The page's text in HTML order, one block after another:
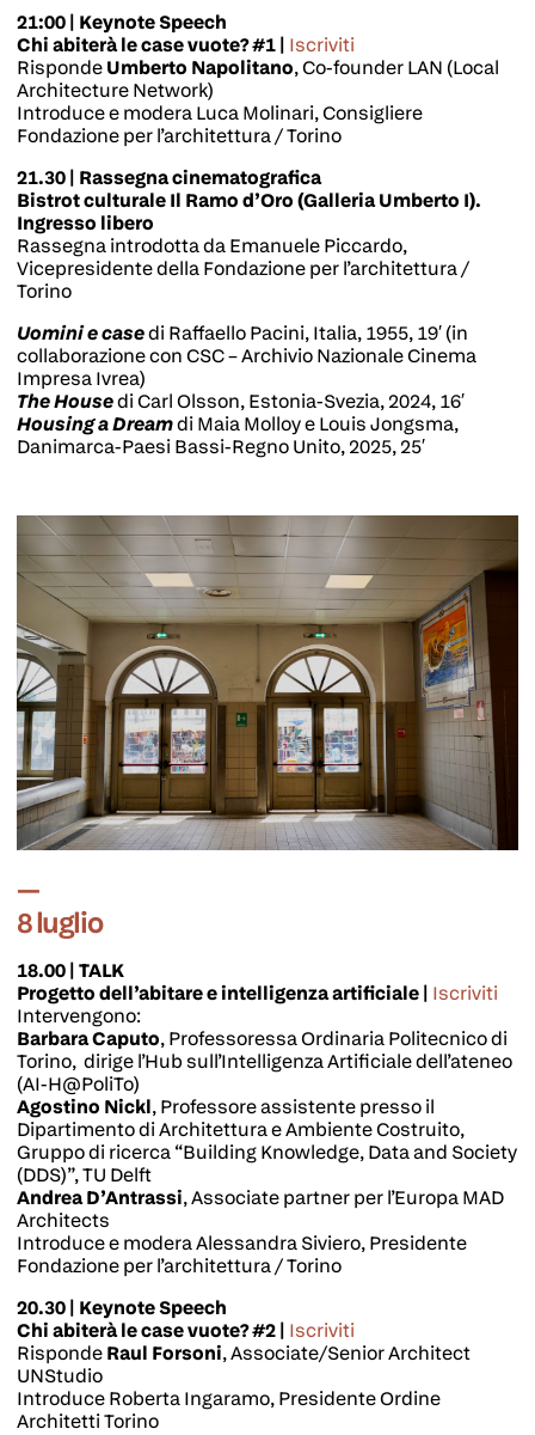
21:00 | Keynote Speech
Chi abiterà le case vuote? #1 | Iscriviti
Risponde Umberto Napolitano, Co-founder LAN (Local
Architecture Network)
Introduce e modera Luca Molinari, Consigliere
Fondazione per l’architettura / Torino
21.30 | Rassegna cinematografica
Bistrot culturale Il Ramo d’Oro (Galleria Umberto I).
Ingresso libero
Rassegna introdotta da Emanuele Piccardo,
Vicepresidente della Fondazione per l’architettura /
Torino
Uomini e casedi Raffaello Pacini, Italia, 1955, 19′ (in
collaborazione con CSC – Archivio Nazionale Cinema
Impresa Ivrea)
The Housedi Carl Olsson, Estonia-Svezia, 2024, 16′
Housing a Dreamdi Maia Molloy e Louis Jongsma,
Danimarca-Paesi Bassi-Regno Unito, 2025, 25′
8 luglio
18.00 | TALK
Progetto dell’abitare e intelligenza artificiale | Iscriviti
Intervengono:
Barbara Caputo, Professoressa Ordinaria Politecnico di
Torino, dirige l’Hub sull’Intelligenza Artificiale dell’ateneo
(AI-H@PoliTo)
Agostino Nickl, Professore assistente presso il
Dipartimento di Architettura e Ambiente Costruito,
Gruppo di ricerca “Building Knowledge, Data and Society
(DDS)”, TU Delft
Andrea D’Antrassi, Associate partner per l’Europa MAD
Architects
Introduce e modera Alessandra Siviero, Presidente
Fondazione per l’architettura / Torino
20.30 | Keynote Speech
Chi abiterà le case vuote? #2 | Iscriviti
Risponde Raul Forsoni, Associate/Senior Architect
UNStudio
Introduce Roberta Ingaramo, Presidente Ordine
Architetti Torino